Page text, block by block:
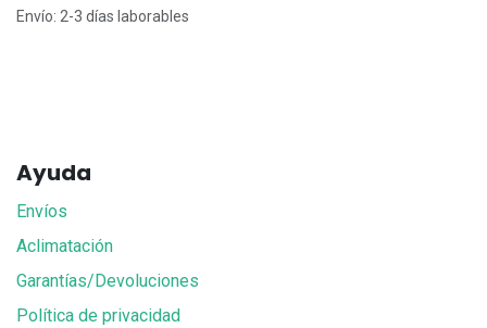
Envío: 2-3 días laborables
Ayuda
Envíos
Aclimatación
Garantías/Devoluciones
Política de privacidad